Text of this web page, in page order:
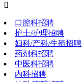

口腔科招聘
护士/护理招聘
妇科/产科/生殖招聘
药剂科招聘
中医科招聘
内科招聘